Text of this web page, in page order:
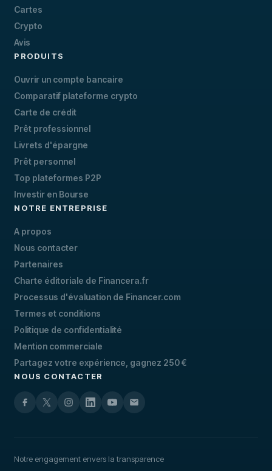
Cartes
Crypto
Avis
PRODUITS
Ouvrir un compte bancaire
Comparatif plateforme crypto
Carte de crédit
Prêt professionnel
Livrets d'épargne
Prêt personnel
Top plateformes P2P
Investir en Bourse
NOTRE ENTREPRISE
A propos
Nous contacter
Partenaires
Charte éditoriale de Financera.fr
Processus d'évaluation de Financer.com
Termes et conditions
Politique de confidentialité
Mention commerciale
Partagez votre expérience, gagnez 250 €
NOUS CONTACTER
Notre engagement envers la transparence